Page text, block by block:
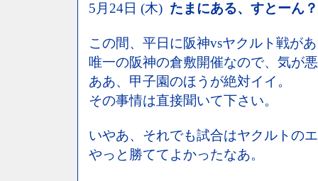
5月24日 (木) たまにある、すとーん？
この間、平日に阪神vsヤクルト戦が
唯一の阪神の倉敷開催なので、気が
ああ、甲子園のほうが絶対イイ。
その事情は直接聞いて下さい。
いやあ、それでも試合はヤクルトの
やっと勝ててよかったなあ。